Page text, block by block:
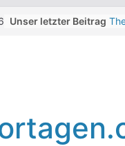
Unser letzter Beitrag